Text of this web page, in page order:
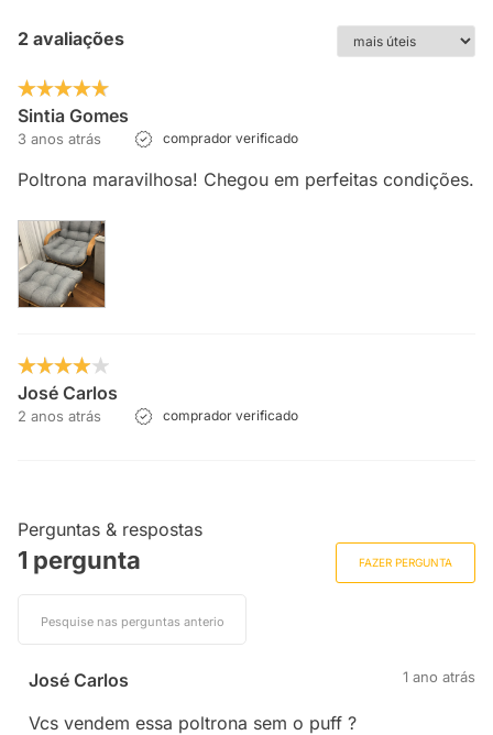
2 avaliações
Sintia Gomes
3 anos atrás comprador verificado
Poltrona maravilhosa! Chegou em perfeitas condições.
José Carlos
2 anos atrás comprador verificado
Perguntas & respostas
1 pergunta FAZER PERGUNTA
José Carlos 1 ano atrás
Vcs vendem essa poltrona sem o puff ?